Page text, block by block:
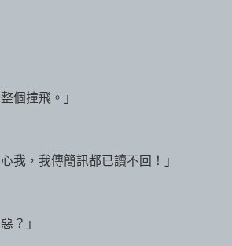
個撞飛。」
我，我傳簡訊都已讀不回！」
？」